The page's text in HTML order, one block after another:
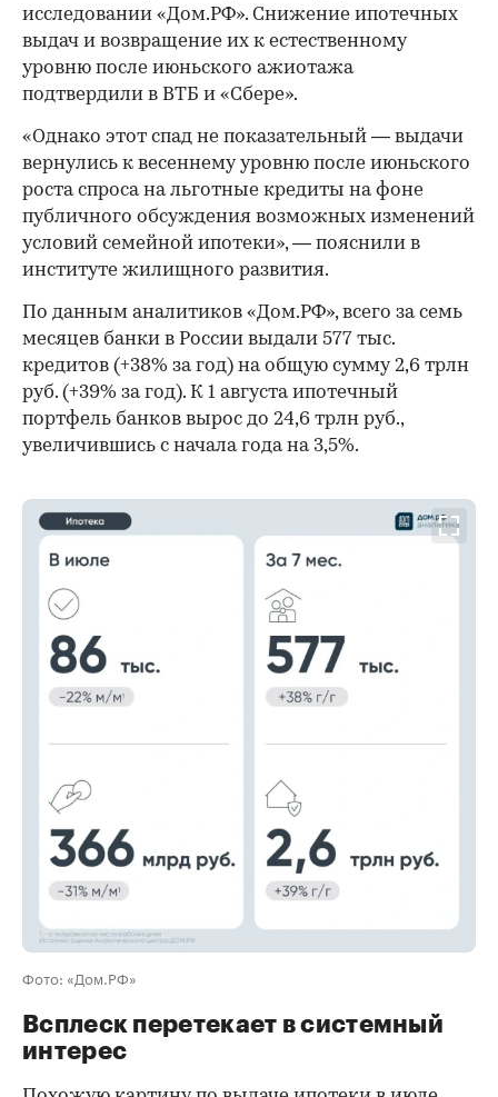
исследовании «Дом.РФ». Снижение ипотечных
выдач и возвращение их к естественному
уровню после июньского ажиотажа
подтвердили в ВТБ и «Сбере».
«Однако этот спад не показательный — выдачи
вернулись к весеннему уровню после июньского
роста спроса на льготные кредиты на фоне
публичного обсуждения возможных изменений
условий семейной ипотеки», — пояснили в
институте жилищного развития.
По данным аналитиков «Дом.РФ», всего за семь
месяцев банки в России выдали 577 тыс.
кредитов (+38% за год) на общую сумму 2,6 трлн
руб. (+39% за год). К 1 августа ипотечный
портфель банков вырос до 24,6 трлн руб.,
увеличившись с начала года на 3,5%.
Фото: «Дом.РФ»
Всплеск перетекает в системный
интерес